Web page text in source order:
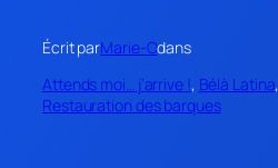
Écrit parMarie-Odans
Attends moi… j’arrive !, Bélà Latina,
Restauration des barques